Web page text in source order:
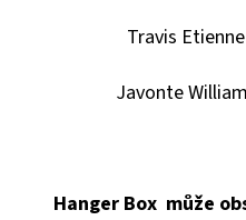
Travis Etienne
Javonte
Hanger Box může